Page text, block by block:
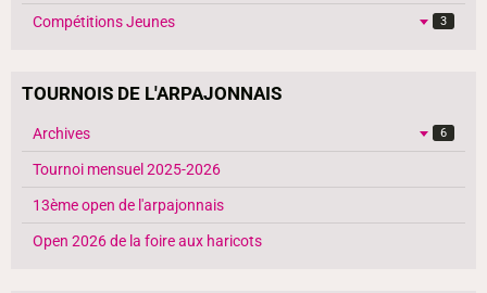
Compétitions Jeunes 3
TOURNOIS DE L'ARPAJONNAIS
Archives 6
Tournoi mensuel 2025-2026
13ème open de l'arpajonnais
Open 2026 de la foire aux haricots